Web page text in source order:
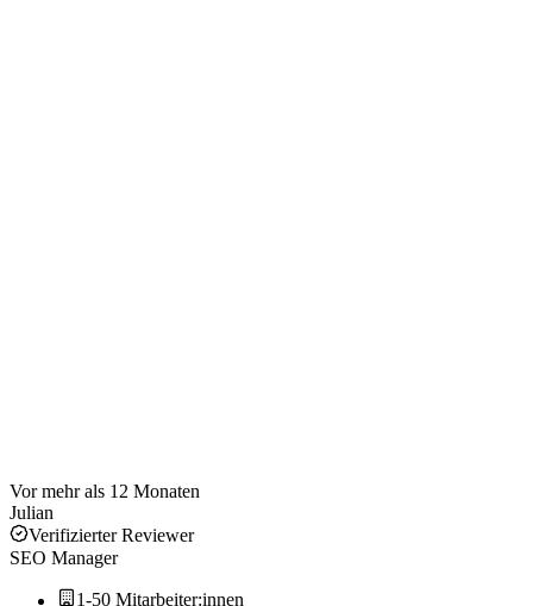
Vor mehr als 12 Monaten
Julian
Verifizierter Reviewer
SEO Manager
1-50 Mitarbeiter:innen